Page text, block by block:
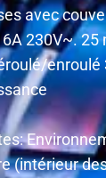
avec
230V~. 25
(intérieur